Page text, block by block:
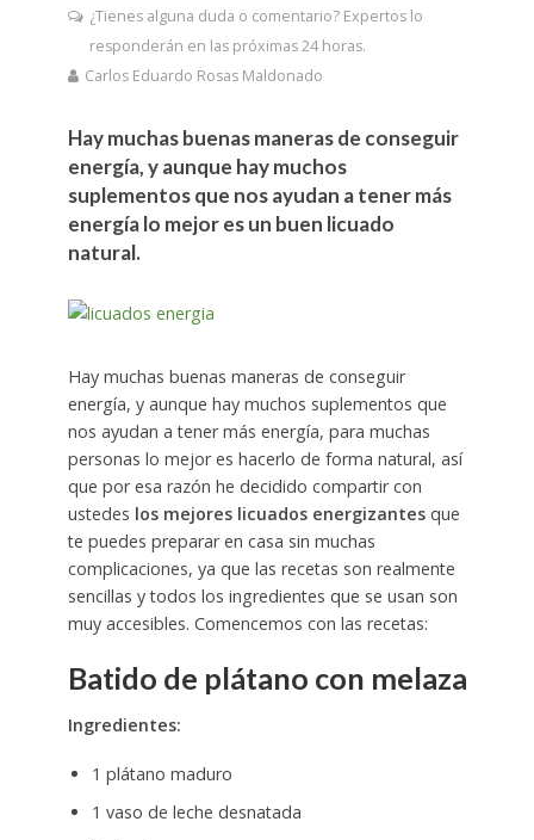
¿Tienes alguna duda o comentario? Expertos lo
responderán en las próximas 24 horas.
Carlos Eduardo Rosas Maldonado
Hay muchas buenas maneras de conseguir
energía, y aunque hay muchos
suplementos que nos ayudan a tener más
energía lo mejor es un buen licuado
natural.
Hay muchas buenas maneras de conseguir
energía, y aunque hay muchos suplementos que
nos ayudan a tener más energía, para muchas
personas lo mejor es hacerlo de forma natural, así
que por esa razón he decidido compartir con
ustedes los mejores licuados energizantesque
te puedes preparar en casa sin muchas
complicaciones, ya que las recetas son realmente
sencillas y todos los ingredientes que se usan son
muy accesibles. Comencemos con las recetas:
Batido de plátano con melaza
Ingredientes:
1 plátano maduro
1 vaso de leche desnatada